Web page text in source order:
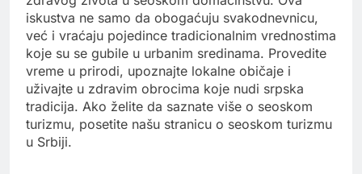
iskustva ne samo da obogaćuju svakodnevnicu,
već i vraćaju pojedince tradicionalnim vrednostima
koje su se gubile u urbanim sredinama. Provedite
vreme u prirodi, upoznajte lokalne običaje i
uživajte u zdravim obrocima koje nudi srpska
tradicija. Ako želite da saznate više o seoskom
turizmu, posetite našu stranicu o seoskom turizmu
u Srbiji.